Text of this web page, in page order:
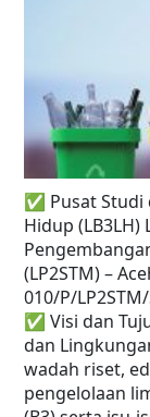
✅ Pusat Studi
Hidup (LB3LH)
(LP2STM) –
010/P/
✅ Visi dan
dan
wadah riset,
pengelolaan